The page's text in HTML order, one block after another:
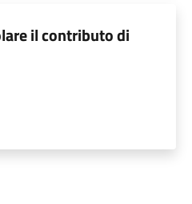
il contributo di